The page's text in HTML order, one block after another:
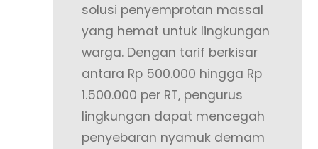
solusi penyemprotan massal
yang hemat untuk lingkungan
warga. Dengan tarif berkisar
antara Rp 500.000 hingga Rp
1.500.000 per RT, pengurus
lingkungan dapat mencegah
penyebaran nyamuk demam